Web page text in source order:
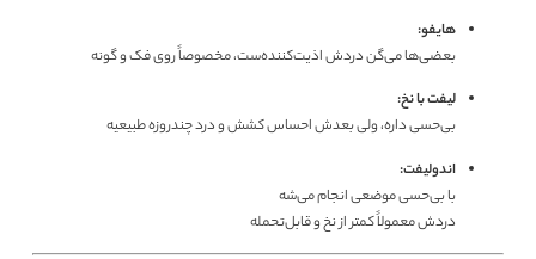
هایفو:
بعضی‌ها می‌گن دردش اذیت‌کننده‌ست، مخصوصاً روی فک و گونه
لیفت با نخ:
بی‌حسی داره، ولی بعدش احساس کشش و درد چندروزه طبیعیه
اندولیفت:
با بی‌حسی موضعی انجام می‌شه
دردش معمولاً کمتر از نخ و قابل‌تحمله